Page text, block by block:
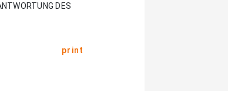
DES
print